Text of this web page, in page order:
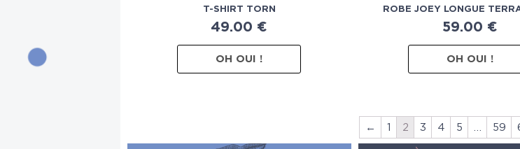
T-SHIRT TORN
49.00 €
OH OUI !
ROBE JOEY LONGUE
59.00 €
OH OUI !
← 1 2 3 4 5 59